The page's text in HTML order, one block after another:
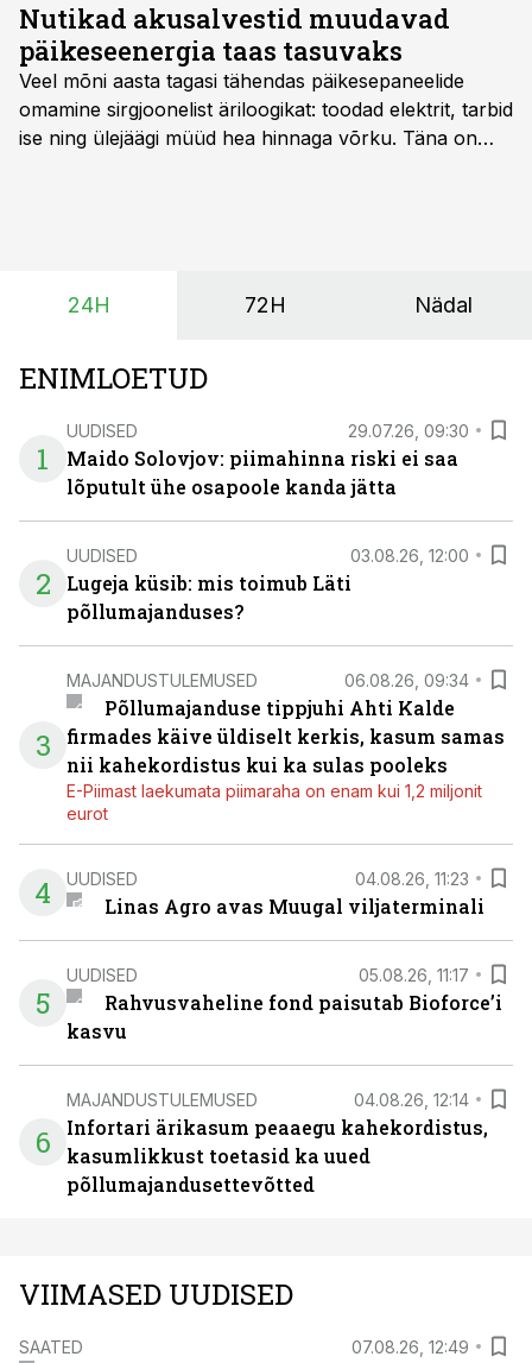
Nutikad akusalvestid muudavad
päikeseenergia taas tasuvaks
Veel mõni aasta tagasi tähendas päikesepaneelide
omamine sirgjoonelist äriloogikat: toodad elektrit, tarbid
ise ning ülejäägi müüd hea hinnaga võrku. Täna on
põllumajandusettevõtete jaoks üheks olulisemaks
24H 72H Nädal
ENIMLOETUD
1
UUDISED 29.07.26, 09:30
Maido Solovjov: piimahinna riski ei saa
lõputult ühe osapoole kanda jätta
2
UUDISED 03.08.26, 12:00
Lugeja küsib: mis toimub Läti
põllumajanduses?
3
MAJANDUSTULEMUSED 06.08.26, 09:34
Põllumajanduse tippjuhi Ahti Kalde
firmades käive üldiselt kerkis, kasum samas
nii kahekordistus kui ka sulas pooleks
E-Piimast laekumata piimaraha on enam kui 1,2 miljonit
eurot
4 UUDISED 04.08.26, 11:23
Linas Agro avas Muugal viljaterminali
5
UUDISED 05.08.26, 11:17
Rahvusvaheline fond paisutab Bioforce’i
kasvu
6
MAJANDUSTULEMUSED 04.08.26, 12:14
Infortari ärikasum peaaegu kahekordistus,
kasumlikkust toetasid ka uued
põllumajandusettevõtted
VIIMASED UUDISED
SAATED 07.08.26, 12:49